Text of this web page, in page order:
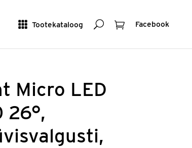
Tootekataloog OtsingOstukorv
Facebook
Micro LED
26°,